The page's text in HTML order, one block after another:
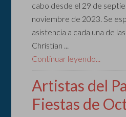
cabo desde el 29 de
noviembre de 2023. Se
asistencia a cada una de
Christian ...
Continuar leyendo...
Artistas del
Fiestas de